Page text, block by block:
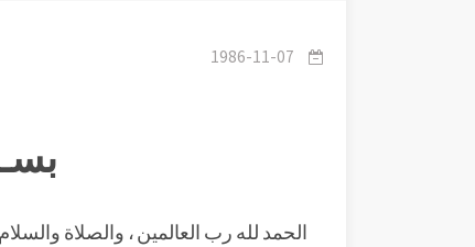
1986-11-07
الحمد لله رب العالمين ، والصلاة